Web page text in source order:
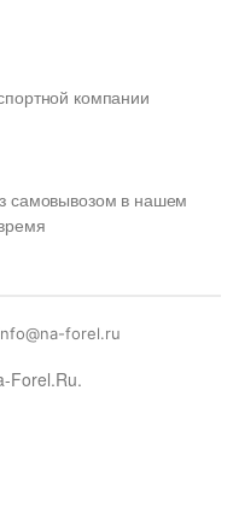
компании
самовывозом в нашем
Forel.Ru.
forel.ru